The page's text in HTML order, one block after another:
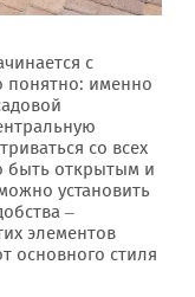
с
понятно: именно
со всех
быть открытым и
установить
–
элементов
основного стиля